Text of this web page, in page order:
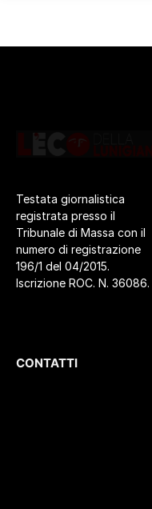
Testata giornalistica
registrata presso il
Tribunale di Massa con il
numero di registrazione
196/1 del 04/2015.
Iscrizione ROC. N. 36086.
CONTATTI